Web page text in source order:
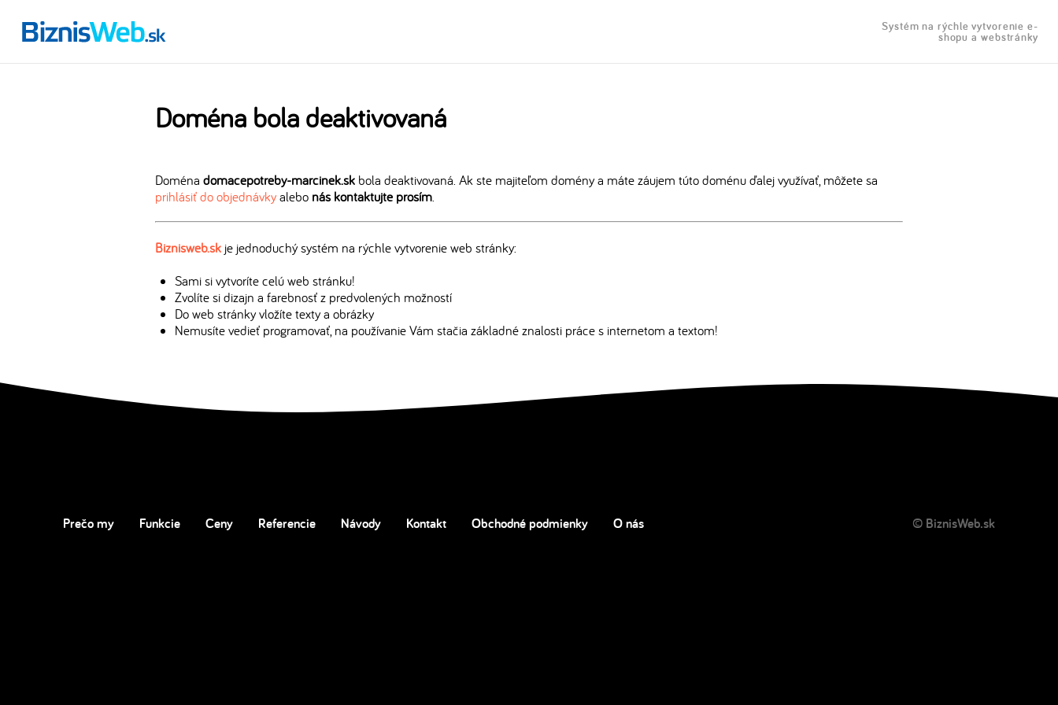
Systém na rýchle vytvorenie e-
shopu a webstránky
Doména bola deaktivovaná
Doména domacepotreby-marcinek.sk bola deaktivovaná. Ak ste majiteľom domény a máte záujem túto doménu ďalej využívať, môžete sa
prihlásiť do objednávkyalebo nás kontaktujte prosím
Biznisweb.sk je jednoduchý systém na rýchle vytvorenie web stránky:
Sami si vytvoríte celú web stránku!
Zvolíte si dizajn a farebnosť z predvolených možností
Do web stránky vložíte texty a obrázky
Nemusíte vedieť programovať, na používanie Vám stačia základné znalosti práce s internetom a textom!
Prečo my Funkcie Ceny Referencie Návody Kontakt Obchodné podmienky O nás © BiznisWeb.sk